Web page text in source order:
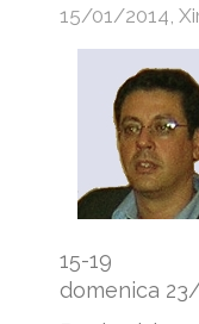
15/01/2014,
15-19
domenica